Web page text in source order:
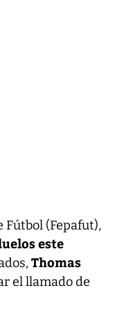
Fútbol (Fepafut),
este
Thomas
el llamado de